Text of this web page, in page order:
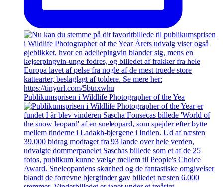
Publikumsprisen i Wildlife Photographer of the Yea